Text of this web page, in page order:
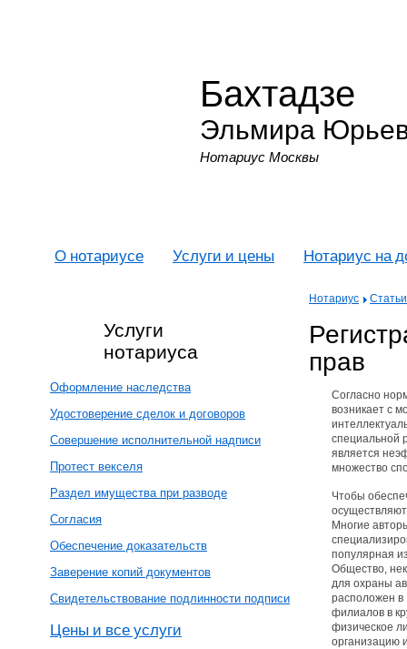
Бахтадзе
Эльмира
Нотариус Москвы
О нотариусе Услуги и цены Нотариус на
Нотариус Статьи
прав
Согласно
возникает с
специальной
является
множество
Чтобы
Многие
популярная
Общество,
для охраны
расположен в
филиалов в
физическое
организацию
Услуги
нотариуса
Оформление наследства
Удостоверение сделок и договоров
Совершение исполнительной надписи
Протест векселя
Раздел имущества при разводе
Согласия
Обеспечение доказательств
Заверение копий документов
Свидетельствование подлинности подписи
Цены и все услуги